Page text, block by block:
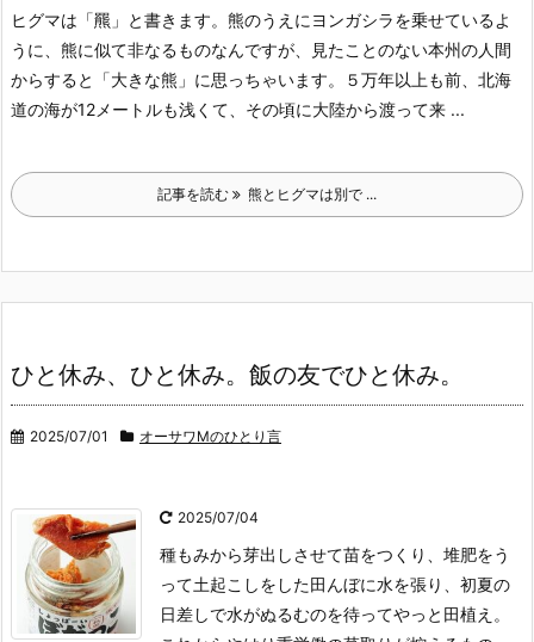
ヒグマは「羆」と書きます。熊のうえにヨンガシラを乗せているよ
うに、熊に似て非なるものなんですが、見たことのない本州の人間
からすると「大きな熊」に思っちゃいます。５万年以上も前、北海
道の海が12メートルも浅くて、その頃に大陸から渡って来 ...
記事を読む 熊とヒグマは別で ...
ひと休み、ひと休み。飯の友でひと休み。
2025/07/01 オーサワMのひとり言
2025/07/04
種もみから芽出しさせて苗をつくり、堆肥をう
って土起こしをした田んぼに水を張り、初夏の
日差しで水がぬるむのを待ってやっと田植え。